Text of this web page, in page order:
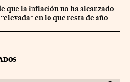
que la inflación no ha alcanzado
en lo que resta de año